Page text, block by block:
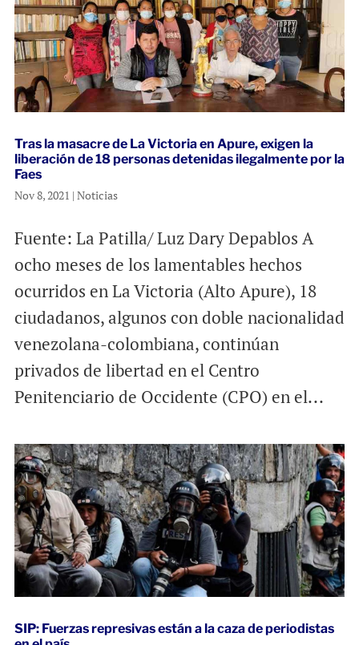
Tras la masacre de La Victoria en Apure, exigen la
liberación de 18 personas detenidas ilegalmente por la
Faes
Nov 8, 2021 | Noticias
Fuente: La Patilla/ Luz Dary Depablos A
ocho meses de los lamentables hechos
ocurridos en La Victoria (Alto Apure), 18
ciudadanos, algunos con doble nacionalidad
venezolana-colombiana, continúan
privados de libertad en el Centro
Penitenciario de Occidente (CPO) en el...
SIP: Fuerzas represivas están a la caza de periodistas